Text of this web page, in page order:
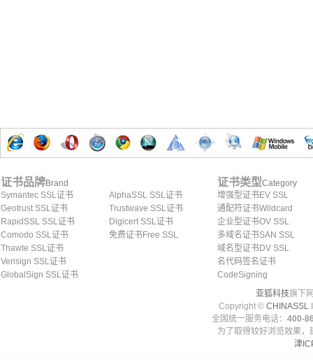
证书品牌Brand
Symantec SSL证书
Geotrust SSL证书
RapidSSL SSL证书
Comodo SSL证书
Thawte SSL证书
Verisign SSL证书
GlobalSign SSL证书
AlphaSSL SSL证书
Trustwave SSL证书
Digicert SSL证书
免费证书Free SSL
证书类型Category
增强型证书EV SSL
通配符证书Wildcard
企业型证书OV SSL
多域名证书SAN SSL
域名型证书DV SSL
名代码签名证书
CodeSigning
亚狐科技旗下
Copyright © CHINASSL
全国统一服务电话： 400-
为了取得较好浏览效果
津